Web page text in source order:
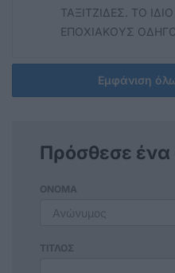
ΤΑΞΙΤΖΙΔΕΣ. ΤΟ
ΕΠΟΧΙΑΚΟΥΣ
Εμφάνιση
Πρόσθεσε ένα
ΟΝΟΜΑ
ΤΙΤΛΟΣ